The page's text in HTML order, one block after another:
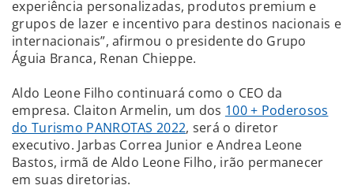
experiência personalizadas, produtos premium e
grupos de lazer e incentivo para destinos nacionais e
internacionais”, afirmou o presidente do Grupo
Águia Branca, Renan Chieppe.
Aldo Leone Filho continuará como o CEO da
empresa. Claiton Armelin, um dos 100 + Poderosos
do Turismo PANROTAS 2022, será o diretor
executivo. Jarbas Correa Junior e Andrea Leone
Bastos, irmã de Aldo Leone Filho, irão permanecer
em suas diretorias.